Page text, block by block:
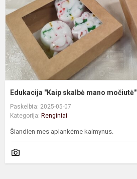
Edukacija "Kaip skalbė mano močiutė"
Paskelbta: 2025-05-07
Kategorija: Renginiai
Šiandien mes aplankėme kaimynus.